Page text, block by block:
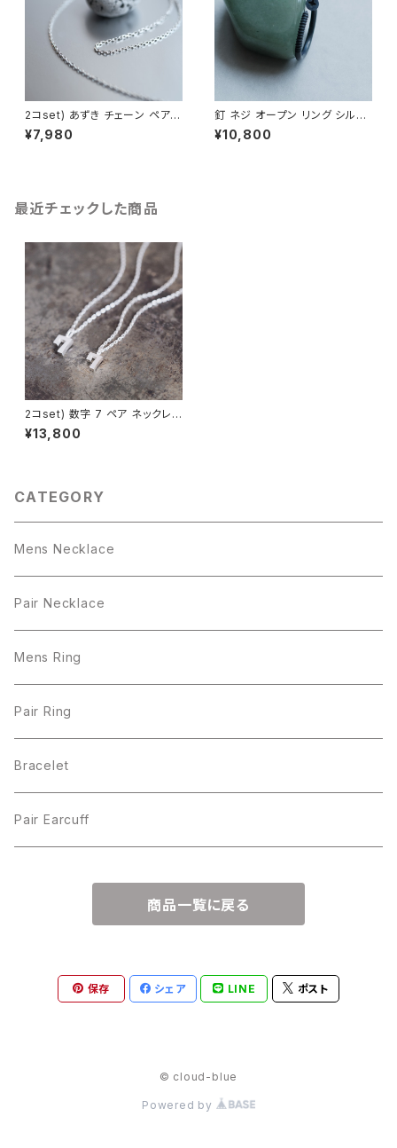
2コset) あずき チェーン ペア
ネックレス シルバー925
¥7,980
釘 ネジ オープン リング シルバ
ー925 いぶし銀 メンズ ユニセッ
クス
¥10,800
最近チェックした商品
2コset) 数字 7 ペア ネックレス
シルバー925
¥13,800
CATEGORY
Mens Necklace
Pair Necklace
Mens Ring
Pair Ring
Bracelet
Pair Earcuff
商品一覧に戻る
保存 シェア LINE ポスト
© cloud-blue
Powered by